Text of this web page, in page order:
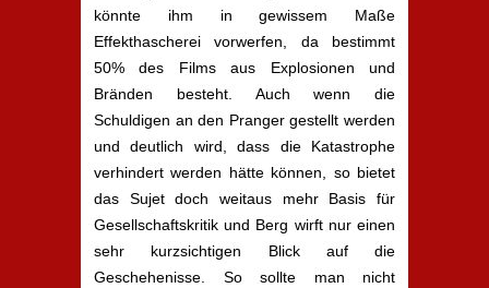
könnte ihm in gewissem Maße
Effekthascherei vorwerfen, da bestimmt
50% des Films aus Explosionen und
Bränden besteht. Auch wenn die
Schuldigen an den Pranger gestellt werden
und deutlich wird, dass die Katastrophe
verhindert werden hätte können, so bietet
das Sujet doch weitaus mehr Basis für
Gesellschaftskritik und Berg wirft nur einen
sehr kurzsichtigen Blick auf die
Geschehenisse. So sollte man nicht